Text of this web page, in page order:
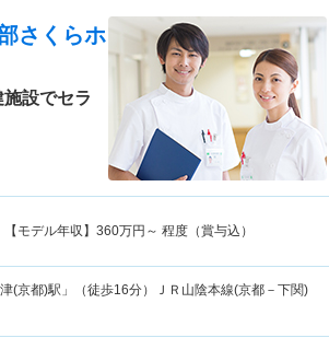
さくらホ
設でセラ
モデル年収】 360万円～ 程度（賞与込）
(京都)駅」（徒歩16分）ＪＲ山陰本線(京都－下関)